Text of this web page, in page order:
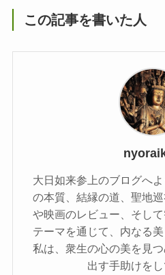
この記事を書いた人
大日如来参上のブログへ
の本質、結縁の道、聖地
や映画のレビュー、そし
テーマを通じて、内なる
私は、衆生の心の美を見
出す手助けをし